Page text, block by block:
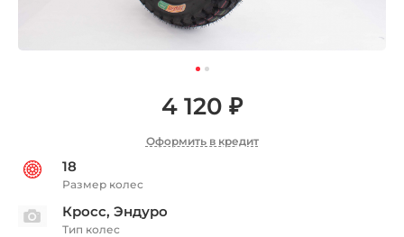
4 120 ₽
Оформить в кредит
18
Размер колес
Кросс, Эндуро
Тип колес